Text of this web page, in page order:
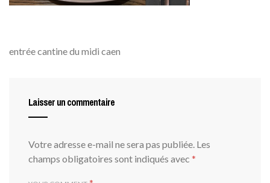
entrée cantine du midi caen
Laisser un commentaire
Votre adresse e-mail ne sera pas publiée. Les
champs obligatoires sont indiqués avec *